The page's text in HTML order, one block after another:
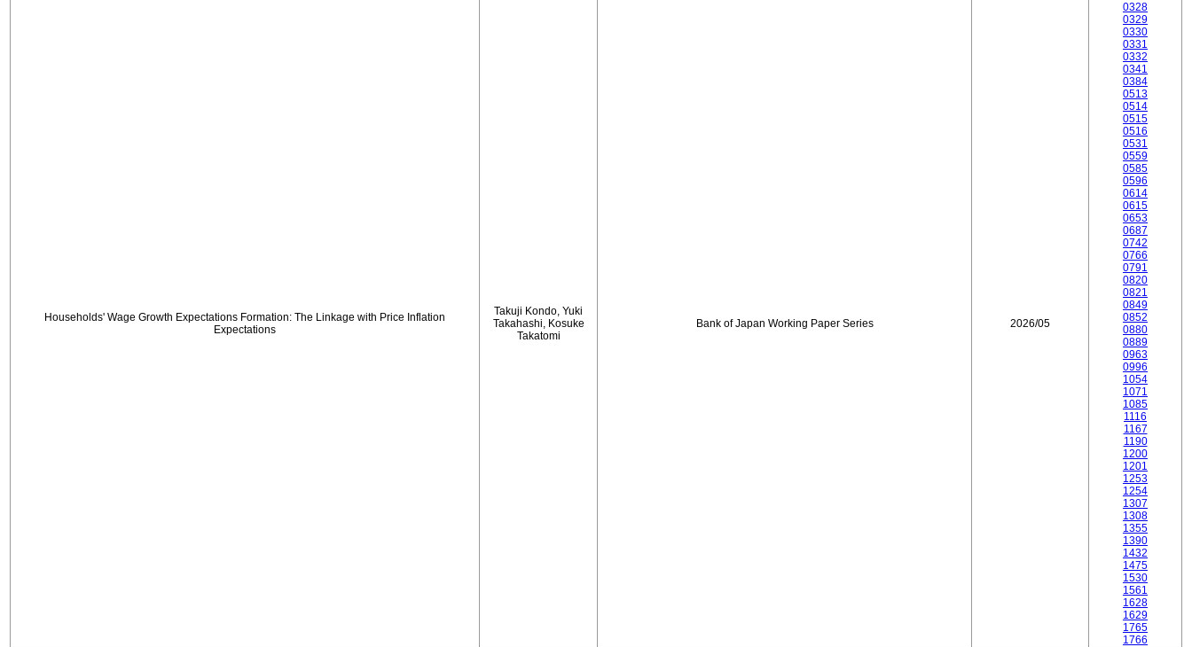
Households' Wage Growth Expectations Formation: The Linkage with Price Inflation
Expectations
Takuji Kondo, Yuki
Takahashi, Kosuke
Takatomi
Bank of Japan Working Paper Series 2026/05
0328
0329
0330
0331
0332
0341
0384
0513
0514
0515
0516
0531
0559
0585
0596
0614
0615
0653
0687
0742
0766
0791
0820
0821
0849
0852
0880
0889
0963
0996
1054
1071
1085
1116
1167
1190
1200
1201
1253
1254
1307
1308
1355
1390
1432
1475
1530
1561
1628
1629
1765
1766